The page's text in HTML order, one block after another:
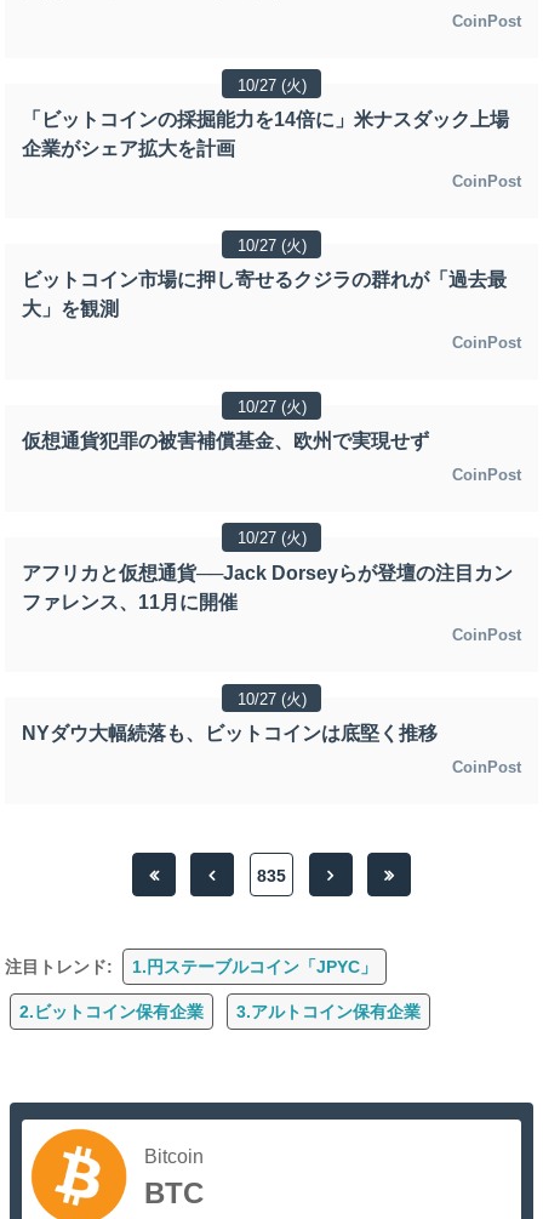
CoinPost
10/27 (火)
「ビットコインの採掘能力を14倍に」米ナスダック上場
企業がシェア拡大を計画
CoinPost
10/27 (火)
ビットコイン市場に押し寄せるクジラの群れが「過去最
大」を観測
CoinPost
10/27 (火)
仮想通貨犯罪の被害補償基金、欧州で実現せず
CoinPost
10/27 (火)
アフリカと仮想通貨──Jack Dorseyらが登壇の注目カン
ファレンス、11月に開催
CoinPost
10/27 (火)
NYダウ大幅続落も、ビットコインは底堅く推移
CoinPost
835
注目トレンド: 1.円ステーブルコイン「JPYC」
2.ビットコイン保有企業 3.アルトコイン保有企業
Bitcoin
BTC